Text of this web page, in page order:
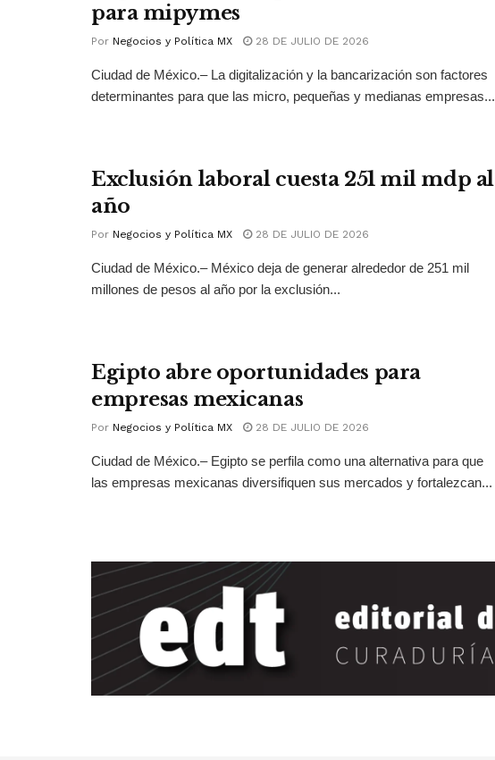
para mipymes
Por Negocios y Política MX 28 DE JULIO DE 2026
Ciudad de México.– La digitalización y la bancarización son factores
determinantes para que las micro, pequeñas y medianas empresas...
Exclusión laboral cuesta 251 mil mdp al
año
Por Negocios y Política MX 28 DE JULIO DE 2026
Ciudad de México.– México deja de generar alrededor de 251 mil
millones de pesos al año por la exclusión...
Egipto abre oportunidades para
empresas mexicanas
Por Negocios y Política MX 28 DE JULIO DE 2026
Ciudad de México.– Egipto se perfila como una alternativa para que
las empresas mexicanas diversifiquen sus mercados y fortalezcan...